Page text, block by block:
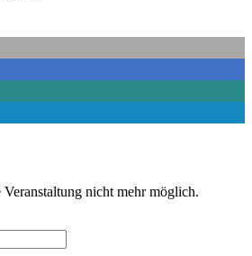
nicht mehr möglich.